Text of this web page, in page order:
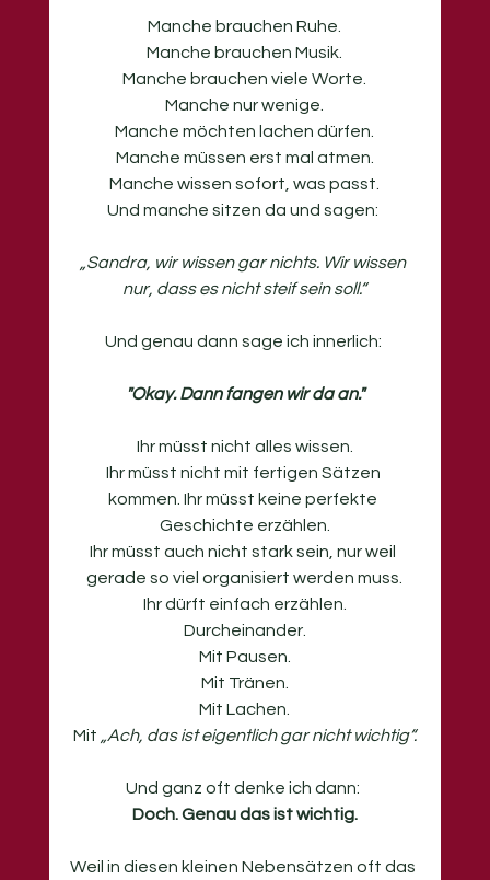
Manche brauchen Ruhe.
Manche brauchen Musik.
Manche brauchen viele Worte.
Manche nur wenige.
Manche möchten lachen dürfen.
Manche müssen erst mal atmen.
Manche wissen sofort, was passt.
Und manche sitzen da und sagen:
„Sandra, wir wissen gar nichts. Wir wissen
nur, dass es nicht steif sein soll.“
Und genau dann sage ich innerlich:
"Okay. Dann fangen wir da an."
Ihr müsst nicht alles wissen.
Ihr müsst nicht mit fertigen Sätzen
kommen. Ihr müsst keine perfekte
Geschichte erzählen.
Ihr müsst auch nicht stark sein, nur weil
gerade so viel organisiert werden muss.
Ihr dürft einfach erzählen.
Durcheinander.
Mit Pausen.
Mit Tränen.
Mit Lachen.
Mit „Ach, das ist eigentlich gar nicht wichtig“.
Und ganz oft denke ich dann:
Doch. Genau das ist wichtig.
Weil in diesen kleinen Nebensätzen oft das